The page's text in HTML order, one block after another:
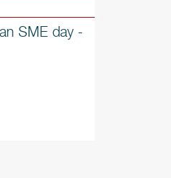
SME day -